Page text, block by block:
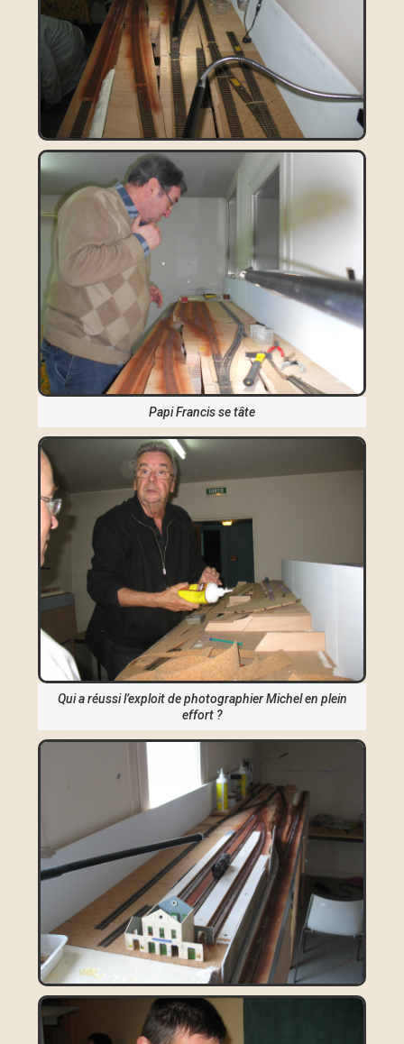
Papi Francis se tâte
Qui a réussi l’exploit de photographier Michel en plein
effort ?